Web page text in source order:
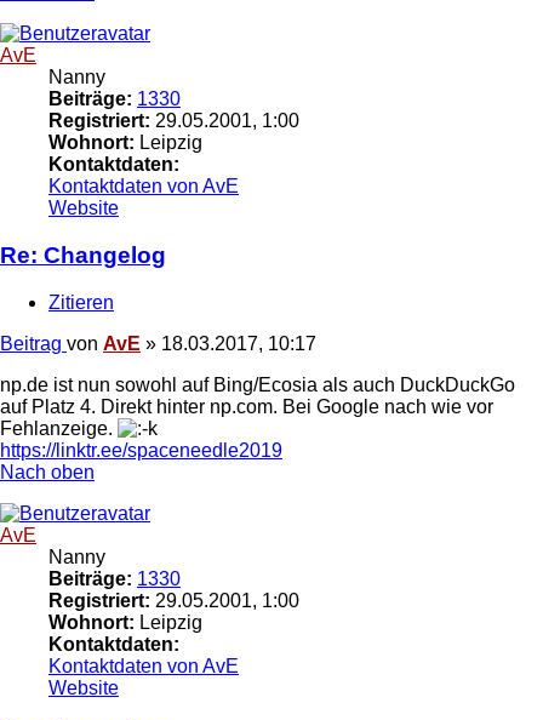
AvE
Nanny
Beiträge: 1330
Registriert: 29.05.2001, 1:00
Wohnort: Leipzig
Kontaktdaten:
Kontaktdaten von AvE
Website
Re: Changelog
Zitieren
Beitrag von AvE » 18.03.2017, 10:17
np.de ist nun sowohl auf Bing/Ecosia als auch DuckDuckGo
auf Platz 4. Direkt hinter np.com. Bei Google nach wie vor
Fehlanzeige.
https://linktr.ee/spaceneedle2019
Nach oben
AvE
Nanny
Beiträge: 1330
Registriert: 29.05.2001, 1:00
Wohnort: Leipzig
Kontaktdaten:
Kontaktdaten von AvE
Website